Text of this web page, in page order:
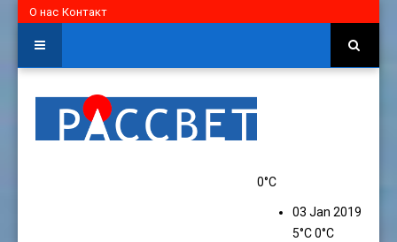
О нас Контакт
0°C
03 Jan 2019
5°C0°C